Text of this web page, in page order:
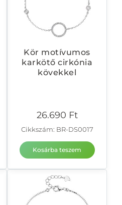
Kör motívumos
karkötő cirkónia
kövekkel
26.690 Ft
Cikkszám: BR-DS0017
Kosárba teszem